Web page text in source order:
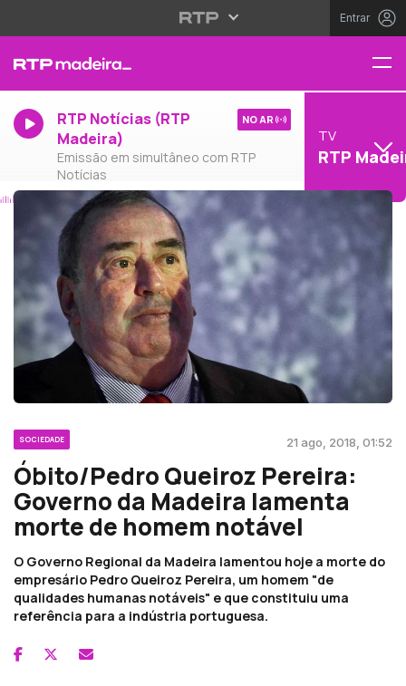
Entrar
RTP Notícias (RTP
Madeira)
Emissão em simultâneo com RTP
Notícias
NO AR
TV
RTP
SOCIEDADE 21 ago, 2018, 01:52
Óbito/Pedro Queiroz Pereira:
Governo da Madeira lamenta
morte de homem notável
O Governo Regional da Madeira lamentou hoje a morte do
empresário Pedro Queiroz Pereira, um homem "de
qualidades humanas notáveis" e que constituiu uma
referência para a indústria portuguesa.